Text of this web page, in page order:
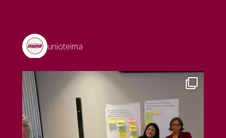
unioteima